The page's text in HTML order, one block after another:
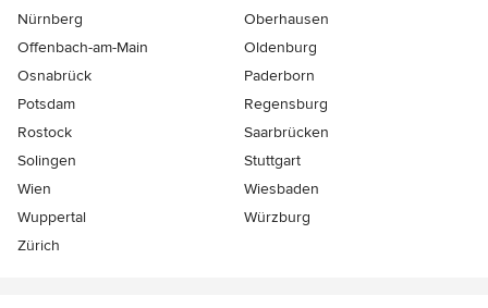
Nürnberg
Oberhausen
Offenbach-am-Main
Oldenburg
Osnabrück
Paderborn
Potsdam
Regensburg
Rostock
Saarbrücken
Solingen
Stuttgart
Wien
Wiesbaden
Wuppertal
Würzburg
Zürich